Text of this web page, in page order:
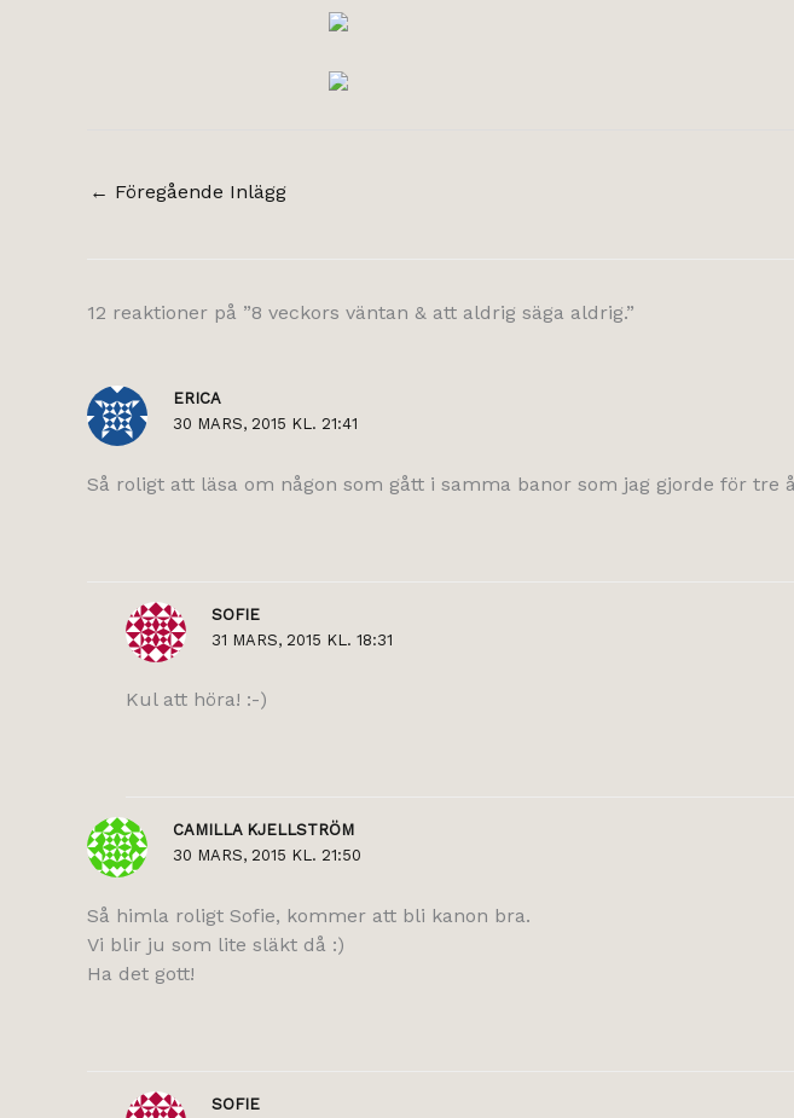
← Föregående Inlägg
12 reaktioner på ”8 veckors väntan & att aldrig säga aldrig.”
ERICA
30 MARS, 2015 KL. 21:41
Så roligt att läsa om någon som gått i samma banor som jag gjorde för
SOFIE
31 MARS, 2015 KL. 18:31
Kul att höra! :-)
CAMILLA KJELLSTRÖM
30 MARS, 2015 KL. 21:50
Så himla roligt Sofie, kommer att bli kanon bra.
Vi blir ju som lite släkt då :)
Ha det gott!
SOFIE